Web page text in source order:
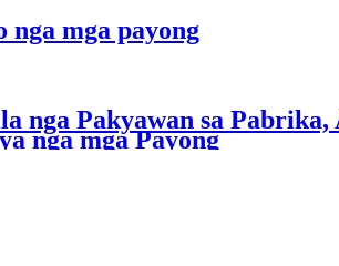
nga mga payong
nga Pakyawan sa
nga mga Payong